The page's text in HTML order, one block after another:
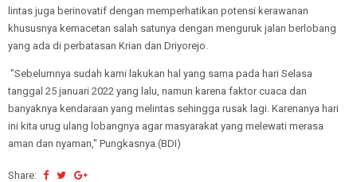
lintas juga berinovatif dengan memperhatikan potensi kerawanan
khususnya kemacetan salah satunya dengan menguruk jalan berlobang
yang ada di perbatasan Krian dan Driyorejo.
"Sebelumnya sudah kami lakukan hal yang sama pada hari Selasa
tanggal 25 januari 2022 yang lalu, namun karena faktor cuaca dan
banyaknya kendaraan yang melintas sehingga rusak lagi. Karenanya hari
ini kita urug ulang lobangnya agar masyarakat yang melewati merasa
aman dan nyaman," Pungkasnya.(BDI)
Share: